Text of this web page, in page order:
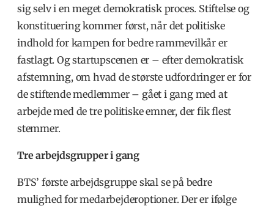
sig selv i en meget demokratisk proces. Stiftelse og
konstituering kommer først, når det politiske
indhold for kampen for bedre rammevilkår er
fastlagt. Og startupscenen er – efter demokratisk
afstemning, om hvad de største udfordringer er for
de stiftende medlemmer – gået i gang med at
arbejde med de tre politiske emner, der fik flest
stemmer.
Tre arbejdsgrupper i gang
BTS’ første arbejdsgruppe skal se på bedre
mulighed for medarbejderoptioner. Der er ifølge